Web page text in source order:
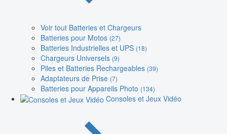
Voir tout Batteries et Chargeurs
Batteries pour Motos (27)
Batteries Industrielles et UPS (18)
Chargeurs Universels (9)
Piles et Batteries Rechargeables (39)
Adaptateurs de Prise (7)
Batteries pour Appareils Photo (134)
Consoles et Jeux Vidéo